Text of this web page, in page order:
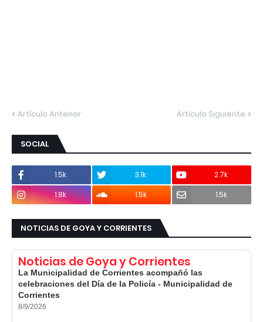
Artículo Anterior Artículo Siguiente
SOCIAL
1.5k 3.1k
2.7k
1.8k
1.5k 1.5k
NOTICIAS DE GOYA Y CORRIENTES
Noticias de Goya y Corrientes
La Municipalidad de Corrientes acompañó las
celebraciones del Día de la Policía - Municipalidad de
Corrientes
8/9/2026